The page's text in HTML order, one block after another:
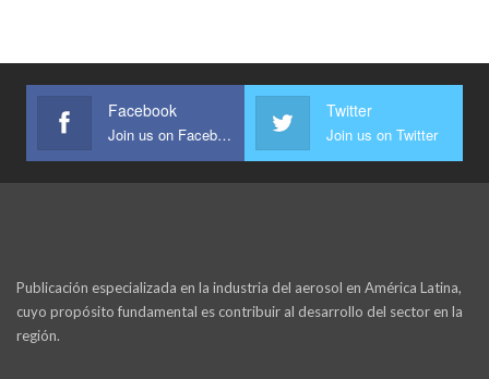
Facebook
Join us on Facebook
Twitter
Join us on Twitter
Publicación especializada en la industria del aerosol en América Latina,
cuyo propósito fundamental es contribuir al desarrollo del sector en la
región.